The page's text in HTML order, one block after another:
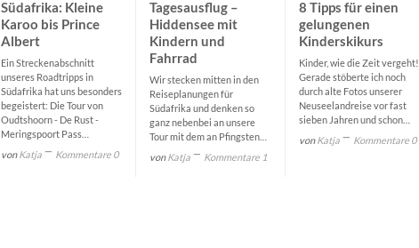
Südafrika: Kleine
Karoo bis Prince
Albert
Ein Streckenabschnitt
unseres Roadtripps in
Südafrika hat uns besonders
begeistert: Die Tour von
Oudtshoorn - De Rust -
Meringspoort Pass…
vonKatja Kommentare 0
Tagesausflug –
Hiddensee mit
Kindern und
Fahrrad
Wir stecken mitten in den
Reiseplanungen für
Südafrika und denken so
ganz nebenbei an unsere
Tour mit dem an Pfingsten…
vonKatja Kommentare 1
8 Tipps für einen
gelungenen
Kinderskikurs
Kinder, wie die Zeit vergeht!
Gerade stöberte ich noch
durch alte Fotos unserer
Neuseelandreise vor fast
sieben Jahren und schon…
vonKatja Kommentare 0